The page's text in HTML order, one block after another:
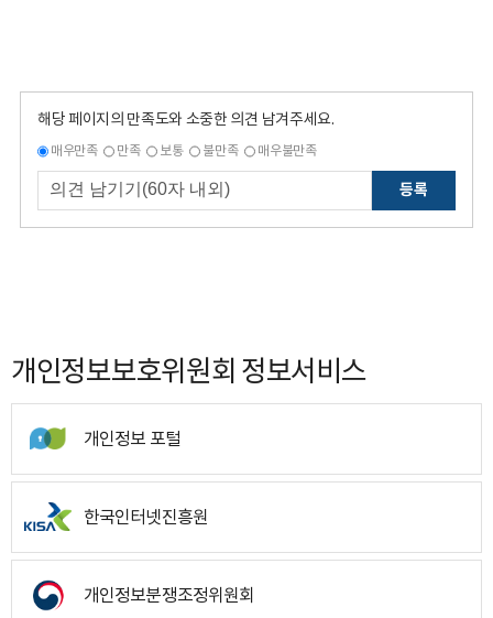
해당 페이지의 만족도와 소중한 의견 남겨주세요.
매우만족 만족 보통 불만족 매우불만족
등록
개인정보보호위원회 정보서비스
개인정보 포털
한국인터넷진흥원
개인정보분쟁조정위원회